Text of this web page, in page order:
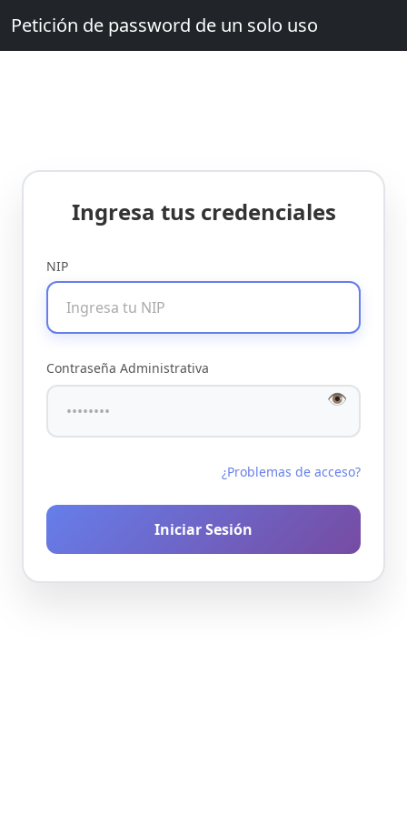
Petición de password de un solo uso
Ingresa tus credenciales
NIP
Contraseña Administrativa
👁️
¿Problemas de acceso?
Iniciar Sesión